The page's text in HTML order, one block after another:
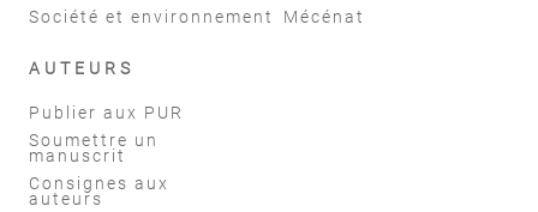
Société et environnement
Mécénat
AUTEURS
Publier aux PUR
Soumettre un
manuscrit
Consignes aux
auteurs